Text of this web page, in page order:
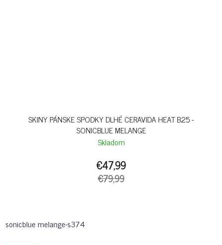
SKINY PÁNSKE SPODKY DLHÉ CERAVIDA HEAT B25 -
SONICBLUE MELANGE
Skladom
€47,99
€79,99
sonicblue melange-s374